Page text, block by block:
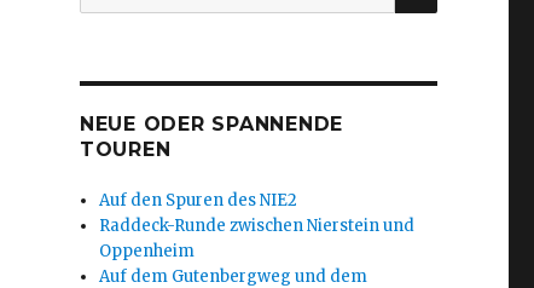
nach:
NEUE ODER SPANNENDE
TOUREN
Auf den Spuren des NIE2
Raddeck-Runde zwischen Nierstein und
Oppenheim
Auf dem Gutenbergweg und dem